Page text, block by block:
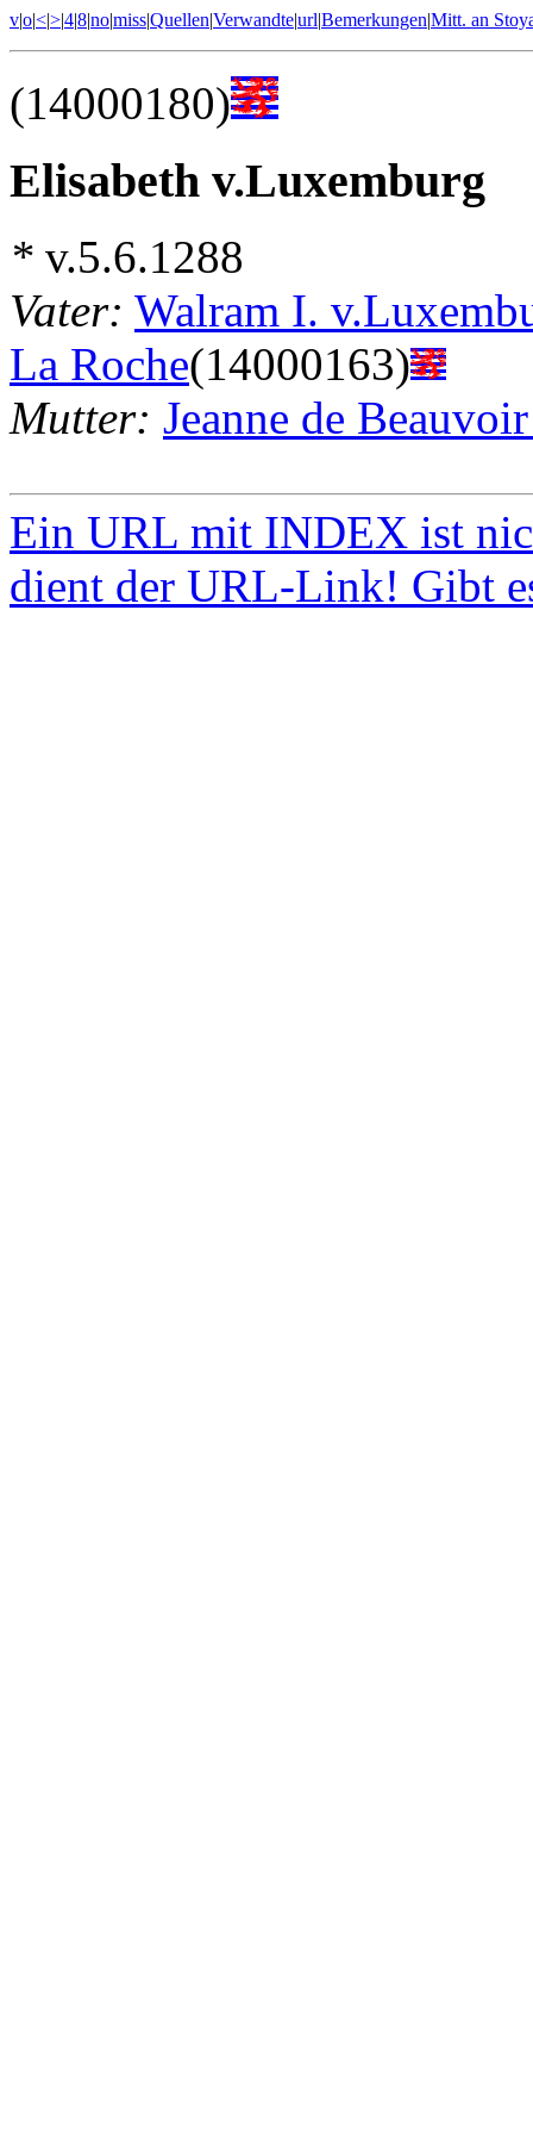
v|o|<|>|4|8|no|miss|Quellen|Verwandte|url|Bemerkungen|Mitt. an
(14000180)
Elisabeth v.Luxemburg
* v.5.6.1288
Vater: Walram I.
La Roche(14000163)
Mutter: Jeanne de
Ein URL mit INDEX ist
dient der URL-Link! Gibt